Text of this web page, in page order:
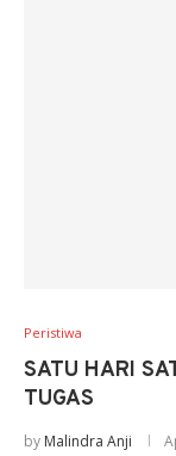
Peristiwa
SATU HARI
TUGAS
by Malindra Anji